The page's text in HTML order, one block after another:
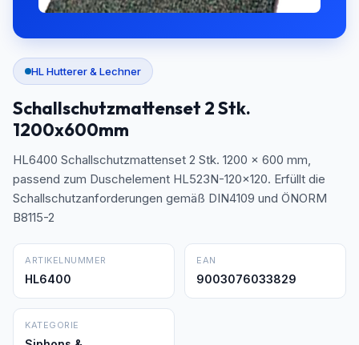
HL Hutterer & Lechner
Schallschutzmattenset 2 Stk.
1200x600mm
HL6400 Schallschutzmattenset 2 Stk. 1200 x 600 mm,
passend zum Duschelement HL523N-120x120. Erfüllt die
Schallschutzanforderungen gemäß DIN4109 und ÖNORM
B8115-2
ARTIKELNUMMER
HL6400
EAN
9003076033829
KATEGORIE